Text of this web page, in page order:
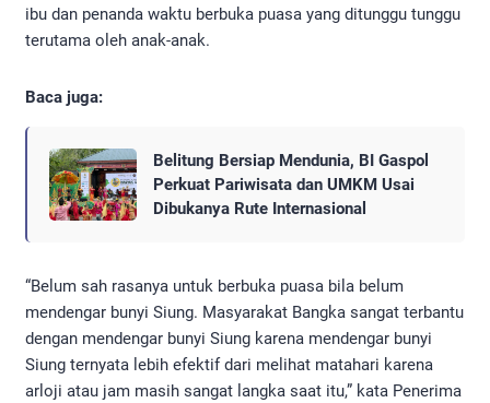
ibu dan penanda waktu berbuka puasa yang ditunggu tunggu
terutama oleh anak-anak.
Baca juga:
Belitung Bersiap Mendunia, BI Gaspol
Perkuat Pariwisata dan UMKM Usai
Dibukanya Rute Internasional
“Belum sah rasanya untuk berbuka puasa bila belum
mendengar bunyi Siung. Masyarakat Bangka sangat terbantu
dengan mendengar bunyi Siung karena mendengar bunyi
Siung ternyata lebih efektif dari melihat matahari karena
arloji atau jam masih sangat langka saat itu,” kata Penerima